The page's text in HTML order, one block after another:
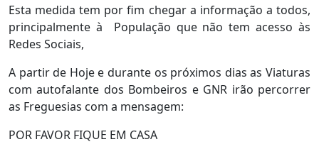
Esta medida tem por fim chegar a informação a todos,
principalmente à População que não tem acesso às
Redes Sociais,
A partir de Hoje e durante os próximos dias as Viaturas
com autofalante dos Bombeiros e GNR irão percorrer
as Freguesias com a mensagem:
POR FAVOR FIQUE EM CASA